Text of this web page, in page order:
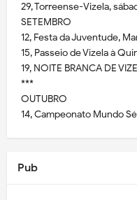
29, Torreense-Vizela,
SETEMBRO
12, Festa da Juventude,
15, Passeio de Vizela à
19, NOITE BRANCA DE
***
OUTUBRO
14, Campeonato Mundo
Pub